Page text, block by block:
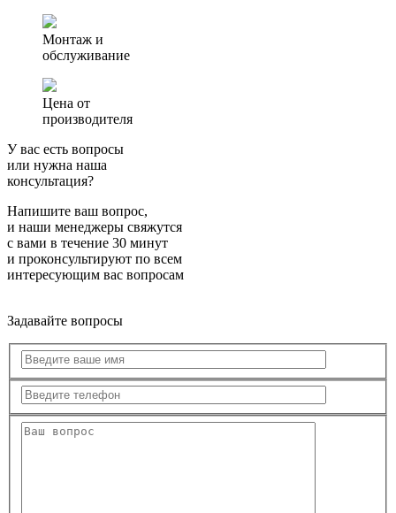
Монтаж и
обслуживание
Цена от
производителя
У вас есть вопросы
или нужна наша
консультация?
Напишите ваш вопрос,
и наши менеджеры свяжутся
с вами в течение 30 минут
и проконсультируют по всем
интересующим вас вопросам
Задавайте вопросы